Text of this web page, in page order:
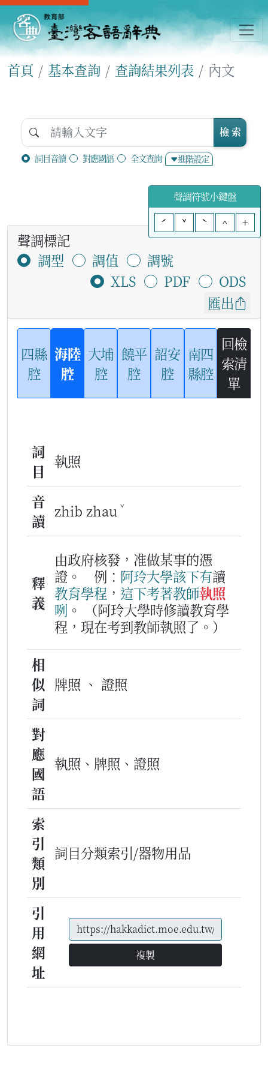
首頁 基本查詢 查詢結果列表 內文
詞目音讀 對應國語 全文查詢 進階設定
檢 索
聲調符號小鍵盤
ˊ
ˇ ˋ ^ +
聲調標記
調型
調值
調號
XLS
PDF
ODS
匯出
四縣
腔
海陸
腔
大埔
腔
饒平
腔
詔安
腔
南四
縣腔
回檢
索清
單
詞
目
執照
音
讀
zhib zhau ˇ
釋
義
由政府核發，准做某事的憑
證。
例： 阿玲大學該下有讀
教育學程 ， 這下考著教師執照
咧 。
（阿玲大學時修讀教育學
程，現在考到教師執照了。）
相
似
詞
牌照 、 證照
對
應
國
語
執照、牌照、證照
索
引
類
別
詞目分類索引/器物用品
引
用
網
址
複製